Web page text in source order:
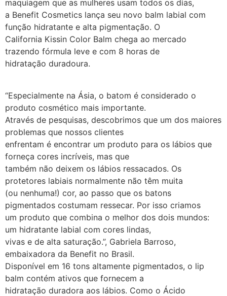
maquiagem que as mulheres usam todos os dias,
a Benefit Cosmetics lança seu novo balm labial com
função hidratante e alta pigmentação. O
California Kissin Color Balm chega ao mercado
trazendo fórmula leve e com 8 horas de
hidratação duradoura.
“Especialmente na Ásia, o batom é considerado o
produto cosmético mais importante.
Através de pesquisas, descobrimos que um dos maiores
problemas que nossos clientes
enfrentam é encontrar um produto para os lábios que
forneça cores incríveis, mas que
também não deixem os lábios ressacados. Os
protetores labiais normalmente não têm muita
(ou nenhuma!) cor, ao passo que os batons
pigmentados costumam ressecar. Por isso criamos
um produto que combina o melhor dos dois mundos:
um hidratante labial com cores lindas,
vivas e de alta saturação.”, Gabriela Barroso,
embaixadora da Benefit no Brasil.
Disponível em 16 tons altamente pigmentados, o lip
balm contém ativos que fornecem a
hidratação duradora aos lábios. Como o Ácido